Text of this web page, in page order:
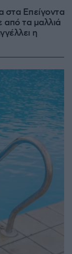
στα Επείγοντα
τα μαλλιά
η